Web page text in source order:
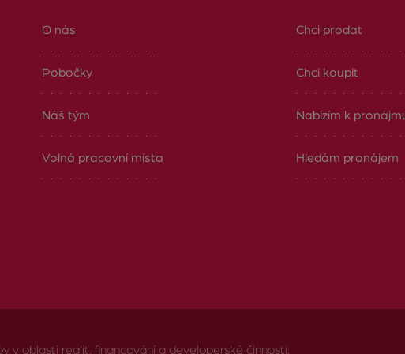
O nás
Pobočky
Náš tým
Volná pracovní místa
Chci prodat
Chci koupit
Nabízím k
Hledám pronájem
v oblasti realit, financování a developerské činnosti.